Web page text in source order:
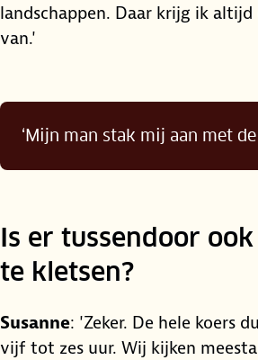
landschappen. Daar krijg ik
van.'
‘Mijn man stak mij aan met
Is er tussendoor
te kletsen?
Susanne: 'Zeker. De hele koers
vijf tot zes uur. Wij kijken